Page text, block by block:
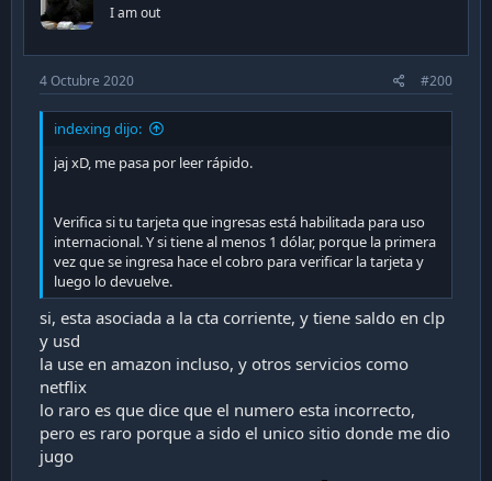
I am out
4 Octubre 2020 #200
indexing dijo:
jaj xD, me pasa por leer rápido.
Verifica si tu tarjeta que ingresas está habilitada para uso
internacional. Y si tiene al menos 1 dólar, porque la primera
vez que se ingresa hace el cobro para verificar la tarjeta y
luego lo devuelve.
si, esta asociada a la cta corriente, y tiene saldo en clp
y usd
la use en amazon incluso, y otros servicios como
netflix
lo raro es que dice que el numero esta incorrecto,
pero es raro porque a sido el unico sitio donde me dio
jugo